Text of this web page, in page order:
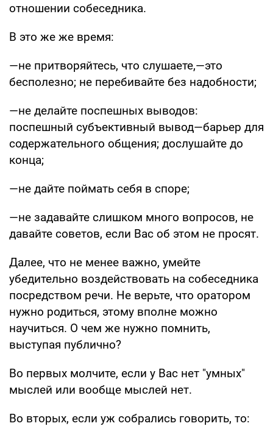
отношении собеседника.
В это же же время:
—не притворяйтесь, что слушаете,—это
бесполезно; не перебивайте без надобности;
—не делайте поспешных выводов:
поспешный субъективный вывод—барьер для
содержательного общения; дослушайте до
конца;
—не дайте поймать себя в споре;
—не задавайте слишком много вопросов, не
давайте советов, если Вас об этом не просят.
Далее, что не менее важно, умейте
убедительно воздействовать на собеседника
посредством речи. Не верьте, что оратором
нужно родиться, этому вполне можно
научиться. О чем же нужно помнить,
выступая публично?
Во первых молчите, если у Вас нет "умных"
мыслей или вообще мыслей нет.
Во вторых, если уж собрались говорить, то: